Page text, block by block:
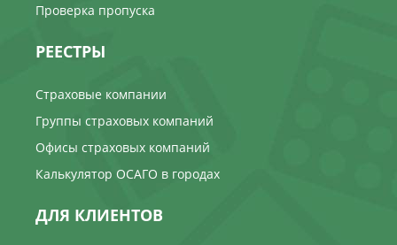
Проверка пропуска
РЕЕСТРЫ
Страховые компании
Группы страховых компаний
Офисы страховых компаний
Калькулятор ОСАГО в городах
ДЛЯ КЛИЕНТОВ